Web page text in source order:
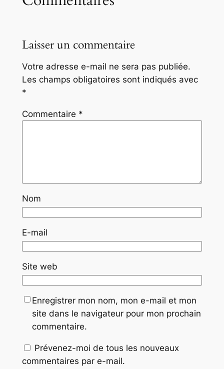
Laisser un commentaire
Votre adresse e-mail ne sera pas publiée.
Les champs obligatoires sont indiqués avec
*
Commentaire *
Nom
E-mail
Site web
Enregistrer mon nom, mon e-mail et mon
site dans le navigateur pour mon prochain
commentaire.
Prévenez-moi de tous les nouveaux
commentaires par e-mail.